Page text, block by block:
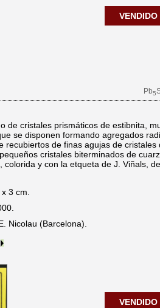
VENDIDO
Pb5
de cristales prismáticos de estibnita,
se disponen formando agregados
recubiertos de finas agujas de cristales
cristales biterminados de
colorida y con la etqueta de J. Viñals,
3 cm.
Nicolau (Barcelona).
VENDIDO